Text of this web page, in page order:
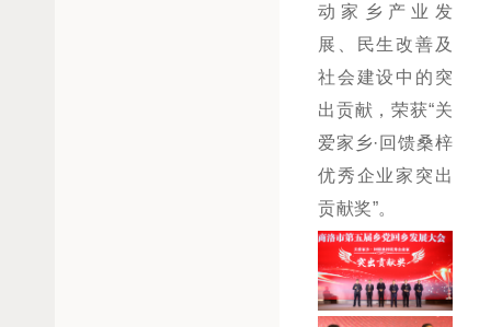
动家乡产业发
展、民生改善及
社会建设中的突
出贡献，荣获“关
爱家乡·回馈桑梓
优秀企业家突出
贡献奖”。